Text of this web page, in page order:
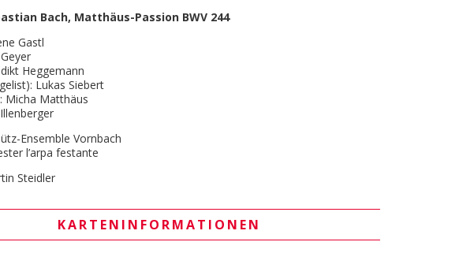
Bach, Matthäus-Passion BWV 244
Gastl
Heggemann
Lukas Siebert
Micha Matthäus
Ensemble Vornbach
l’arpa festante
Steidler
KARTENINFORMATIONEN